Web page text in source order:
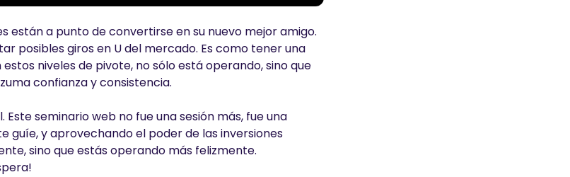
están a punto de convertirse en su nuevo mejor amigo.
posibles giros en U del mercado. Es como tener una
niveles de pivote, no sólo está operando, sino que
confianza y consistencia.
seminario web no fue una sesión más, fue una
guíe, y aprovechando el poder de las inversiones
sino que estás operando más felizmente.